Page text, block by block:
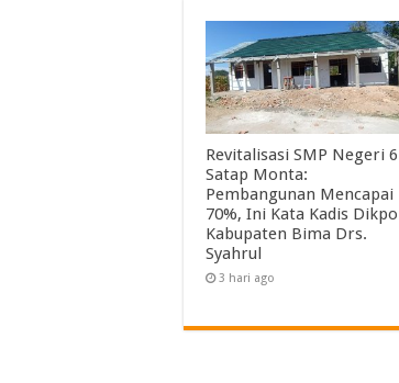
Revitalisasi SMP Negeri 6
Satap Monta:
Pembangunan Mencapai
70%, Ini Kata Kadis
Kabupaten Bima Drs.
Syahrul
3 hari ago